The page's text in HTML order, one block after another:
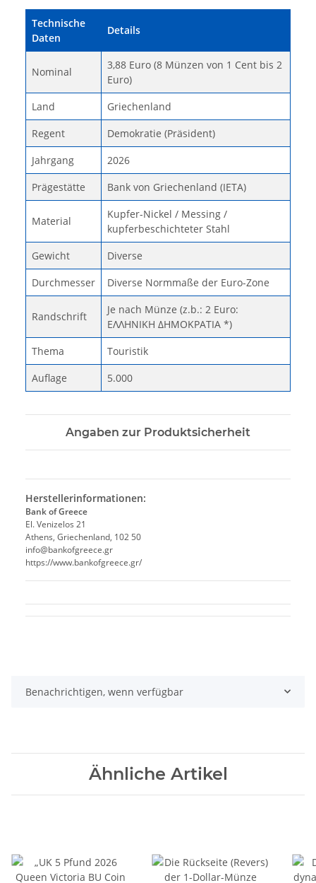
Technische
Daten
Details
Nominal
3,88 Euro (8 Münzen von 1 Cent bis 2
Euro)
Land
Griechenland
Regent
Demokratie (Präsident)
Jahrgang
2026
Prägestätte
Bank von Griechenland (IETA)
Material
Kupfer-Nickel / Messing /
kupferbeschichteter Stahl
Gewicht
Diverse
Durchmesser
Diverse Normmaße der Euro-Zone
Randschrift
Je nach Münze (z.b.: 2 Euro:
ΕΛΛΗΝΙΚΗ ΔΗΜΟΚΡΑΤΙΑ *)
Thema
Touristik
Auflage
5.000
Angaben zur Produktsicherheit
Herstellerinformationen:
Bank of Greece
El. Venizelos 21
Athens, Griechenland, 102 50
info@bankofgreece.gr
https://www.bankofgreece.gr/
Benachrichtigen, wenn verfügbar
Ähnliche Artikel